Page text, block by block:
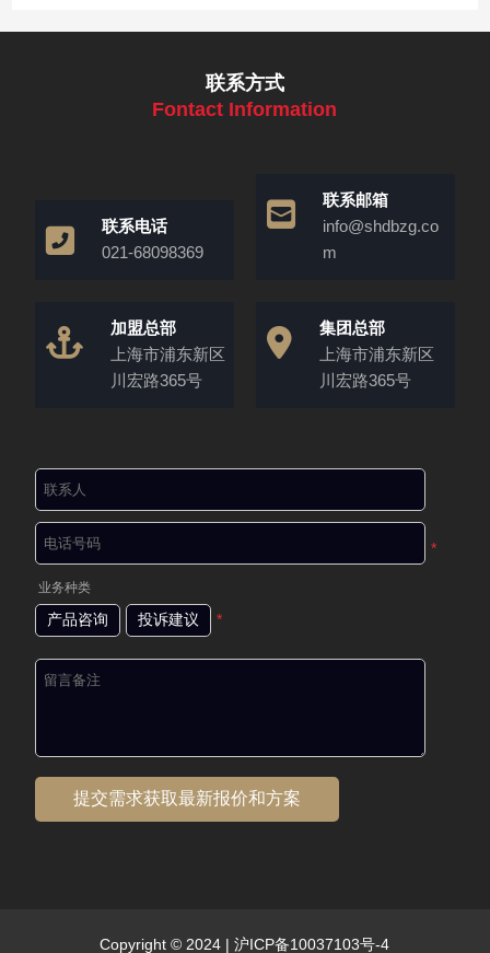
联系方式
Fontact Information
联系电话
021-68098369
联系邮箱
info@shdbzg.co
m
加盟总部
上海市浦东新区
川宏路365号
集团总部
上海市浦东新区
川宏路365号
*
业务种类
产品咨询 投诉建议 *
Copyright © 2024 | 沪ICP备10037103号-4